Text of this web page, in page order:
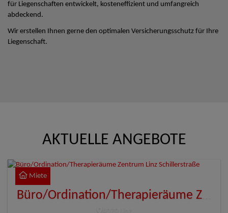
für Liegenschaften entwickelt, kosteneffizient und umfangreich
abdeckend.
Wir erstellen Ihnen gerne den optimalen Versicherungsschutz für Ihre
Liegenschaft.
AKTUELLE ANGEBOTE
Miete